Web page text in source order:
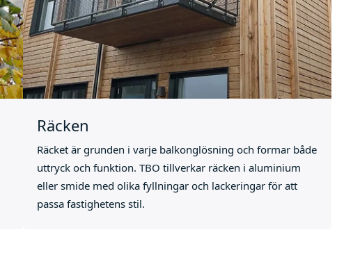
Räcken
Räcket är grunden i varje balkonglösning och formar både
uttryck och funktion. TBO tillverkar räcken i aluminium
eller smide med olika fyllningar och lackeringar för att
passa fastighetens stil.